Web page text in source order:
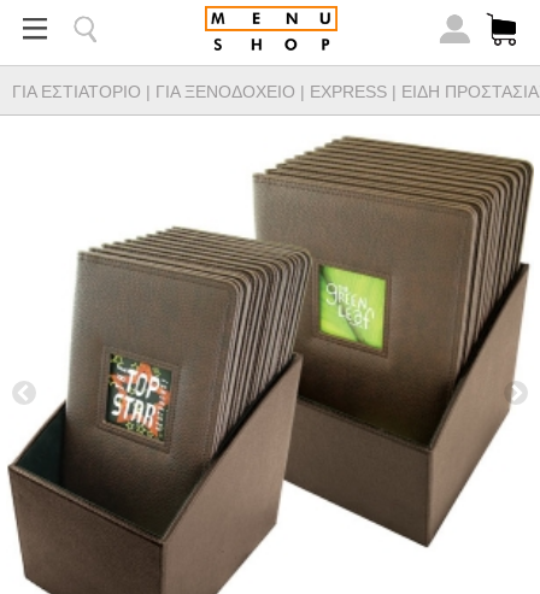
ΓΙΑ ΕΣΤΙΑΤΟΡΙΟ | ΓΙΑ ΞΕΝΟΔΟΧΕΙΟ | EXPRESS | ΕΙΔΗ